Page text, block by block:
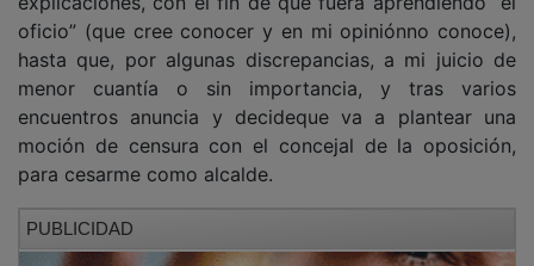
oficio” (que cree conocer y en mi opiniónno conoce),
hasta que, por algunas discrepancias, a mi juicio de
menor cuantía o sin importancia, y tras varios
encuentros anuncia y decideque va a plantear una
moción de censura con el concejal de la oposición,
para cesarme como alcalde.